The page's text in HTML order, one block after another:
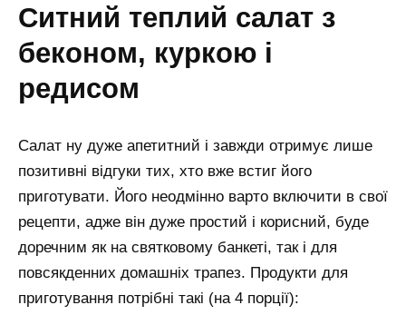
ситний теплий салат з
беконом, куркою і
редисом
Салат ну дуже апетитний і завжди отримує лише
позитивні відгуки тих, хто вже встиг його
приготувати. Його неодмінно варто включити в свої
рецепти, адже він дуже простий і корисний, буде
доречним як на святковому банкеті, так і для
повсякденних домашніх трапез. Продукти для
приготування потрібні такі (на 4 порції):